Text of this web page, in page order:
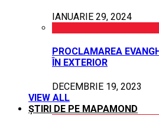
IANUARIE 29, 2024
PROCLAMAREA
ÎN EXTERIOR
DECEMBRIE 19, 2023
VIEW ALL
ȘTIRI DE PE MAPAMOND